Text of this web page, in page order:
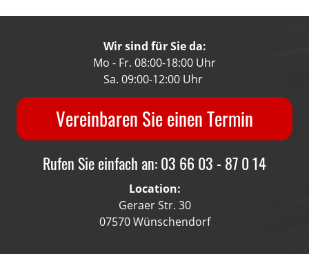
Wir sind für Sie da:
Mo - Fr. 08:00-18:00 Uhr
Sa. 09:00-12:00 Uhr
Vereinbaren Sie einen Termin
Rufen Sie einfach an: 03 66 03 - 87 0 14
Location:
Geraer Str. 30
07570 Wünschendorf